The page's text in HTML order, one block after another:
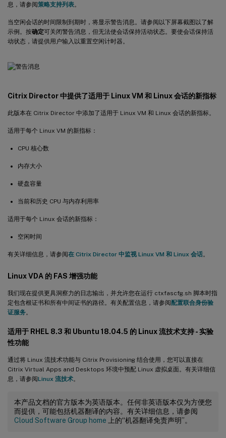
息，请参阅策略支持列表。
当空闲会话的时间限制到期时，将显示警告消息。请参阅以下屏幕截图以了解
示例。按确定可关闭警告消息，但无法使会话保持活动状态。要使会话保持活
动状态，请提供用户输入以重置空闲计时器。
Citrix Director 中提供了适用于 Linux VM 和 Linux 会话的新指标
此版本在 Citrix Director 中添加了适用于 Linux VM 和 Linux 会话的新指标。
适用于每个 Linux VM 的新指标：
CPU 核心数
内存大小
硬盘容量
当前和历史 CPU 与内存利用率
适用于每个 Linux 会话的新指标：
空闲时间
有关详细信息，请参阅在 Citrix Director 中监视 Linux VM 和 Linux 会话。
Linux VDA 的 FAS 增强功能
我们现在提供更具洞察力的日志输出，并允许您在运行 ctxfascfg.sh 脚本时指
定包含根证书和所有中间证书的路径。有关配置信息，请参阅配置联合身份验
证服务。
适用于 RHEL 8.3 和 Ubuntu 18.04.5 的 Linux 流技术支持 - 实验
性功能
通过将 Linux 流技术功能与 Citrix Provisioning 结合使用，您可以直接在
Citrix Virtual Apps and Desktops 环境中预配 Linux 虚拟桌面。有关详细信
息，请参阅Linux 流技术。
本产品文档的官方版本为英语版本。任何非英语版本仅为方便您
而提供，可能包括机器翻译的内容。有关详细信息，请参阅
Cloud Software Group home 上的“机器翻译免责声明”。